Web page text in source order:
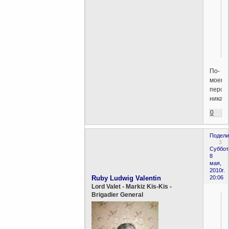
По-
моему,
0
3
8
мая,
2010г.
20:06
Ruby Ludwig Valentin
Lord Valet - Markiz Kis-Kis -
Brigadier General